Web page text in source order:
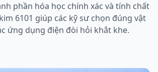
phần hóa học chính xác và tính chất
6101 giúp các kỹ sư chọn đúng vật
ứng dụng điện đòi hỏi khắt khe.